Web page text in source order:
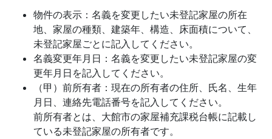
物件の表示：名義を変更したい未登記家屋の所在
地、家屋の種類、建築年、構造、床面積について、
未登記家屋ごとに記入してください。
名義変更年月日：名義を変更したい未登記家屋の変
更年月日を記入してください。
（甲）前所有者：現在の所有者の住所、氏名、生年
月日、連絡先電話番号を記入してください。
前所有者とは、大館市の家屋補充課税台帳に記載し
ている未登記家屋の所有者です。